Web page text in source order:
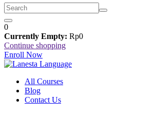
0
Currently Empty: Rp0
Continue shopping
Enroll Now
All Courses
Blog
Contact Us